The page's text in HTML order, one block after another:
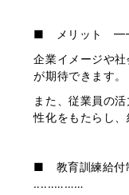
■ メリット
企業イメージや
が期待できます。
また、従業員の
性化をもたらし、
■ 教育訓練給
‥‥‥………